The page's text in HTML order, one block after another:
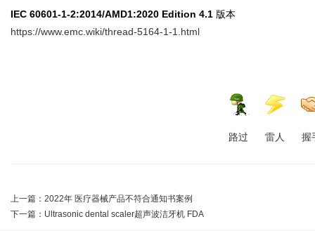
IEC 60601-1-2:2014/AMD1:2020 Edition 4.1 版本
https://www.emc.wiki/thread-5164-1-1.html
路过 雷人 握
上一篇： 2022年 医疗器械产品不符合通知书案例
下一篇： Ultrasonic dental scaler超声波洁牙机 FDA